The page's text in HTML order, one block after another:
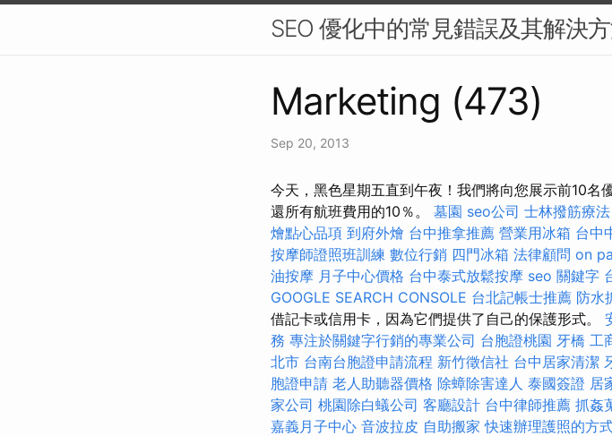
SEO 優化中的常見錯誤及其解決
Marketing (473)
Sep 20, 2013
今天，黑色星期五直到午夜！我們將向您展示前10
還所有航班費用的10％。 墓園 seo公司 士林撥筋療法
燴點心品項 到府外燴 台中推拿推薦 營業用冰箱 台中
按摩師證照班訓練 數位行銷 四門冰箱 法律顧問 on
油按摩 月子中心價格 台中泰式放鬆按摩 seo 關鍵字
GOOGLE SEARCH CONSOLE 台北記帳士推薦 防水
借記卡或信用卡，因為它們提供了自己的保護形式。
務 專注於關鍵字行銷的專業公司 台胞證桃園 牙橋 工
北市 台南台胞證申請流程 新竹徵信社 台中居家清潔
胞證申請 老人助聽器價格 除蟑除害達人 泰國簽證 居
家公司 桃園除白蟻公司 客廳設計 台中律師推薦 抓姦
嘉義月子中心 音波拉皮 自助搬家 快速辦理護照的方